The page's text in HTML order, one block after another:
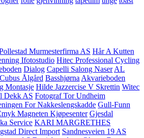
Murmesterfirma AS Hår A Kutten
Ifotostudio Hitec Professional Cycling
Dialog Capelli Salong Naser AL
Cubus Ålgård Basshjørna Akvarieboden
Montasje Hilde Jazzercise V Skrettin Witec
Dekk AS Fotograf Tor Undheim
For Nakkeslengskadde Gull-Funn
Magneten Kjøpesenter Gjesdal
Service KARI MARGRETHES
Direct Import Sandnesveien 19 AS